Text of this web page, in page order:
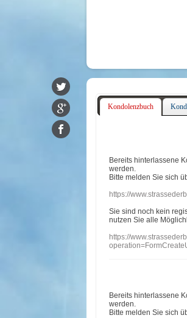
Kondolenzbuch
Bereits hinterlassene
werden.
Bitte melden Sie sich
https://
Sie sind noch kein
nutzen Sie alle
https://
Bereits hinterlassene
werden.
Bitte melden Sie sich